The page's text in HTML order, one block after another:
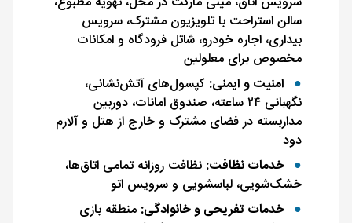
سالن استراحت با تلویزیون مشترک، سرویس
بیداری، اجاره خودرو، شاتل فرودگاه و امکانات
مخصوص برای معلولین
امنیت و ایمنی: کپسول‌های آتش‌نشانی،
نگهبانی ۲۴ ساعته، صندوق امانات، دوربین
مداربسته در فضای مشترک و خارج از هتل و آلارم
دود
خدمات نظافت: نظافت روزانه تمامی اتاق‌ها،
خشک‌شویی، لباسشویی و سرویس اتو
خدمات تفریحی و خانوادگی: منطقه بازی